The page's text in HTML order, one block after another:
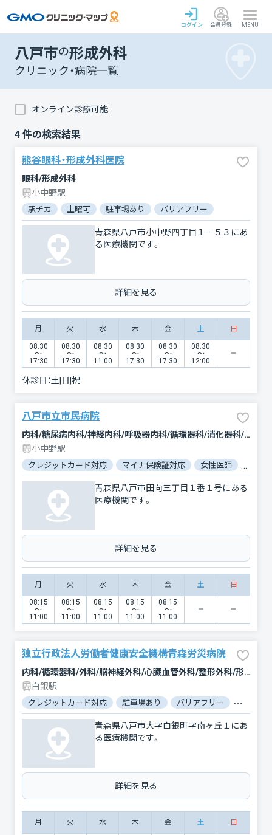
ログイン 会員登録 MENU
八戸市の形成外科
クリニック・病院一覧
オンライン診療可能
4 件の検索結果
熊谷眼科・形成外科医院
眼科/形成外科
小中野駅
駅チカ 土曜可 駐車場あり バリアフリー
青森県八戸市小中野四丁目１－５３にあ
る医療機関です。
詳細を見る
月 火 水 木 金 土 日
08:30
〜
17:30
08:30
〜
17:30
08:30
〜
11:00
08:30
〜
17:30
08:30
〜
17:30
08:30
〜
12:00
休診日：土|日|祝
八戸市立市民病院
内科/糖尿病内科/神経内科/呼吸器内科/循環器科/消化器科/外科/脳神経外科/呼吸器外科/心臓血管外科/乳腺外科/人工透析/整形外科/形成外科/小児科/小児外科/産科/婦人科/眼科/耳鼻咽喉科/皮膚科/泌尿器科/精神科・神経科/歯科口腔外科/リハビリテーション/放射線科/臨床検査・病理診断/救急科/麻酔科
小中野駅
クレジットカード対応 マイナ保険証対応 女性医師
青森県八戸市田向三丁目１番１号にある
医療機関です。
詳細を見る
月 火 水 木 金 土 日
08:15
〜
11:00
08:15
〜
11:00
08:15
〜
11:00
08:15
〜
11:00
08:15
〜
11:00
独立行政法人労働者健康安全機構青森労災病院
内科/循環器科/外科/脳神経外科/心臓血管外科/整形外科/形成外科/小児科/産婦人科/眼科/耳鼻咽喉科/皮膚科/泌尿器科/精神科・神経科/歯科口腔外科/リハビリテーション/放射線科/麻酔科
白銀駅
クレジットカード対応 駐車場あり バリアフリー 対応言語
青森県八戸市大字白銀町字南ヶ丘１にあ
る医療機関です。
詳細を見る
月 火 水 木 金 土 日